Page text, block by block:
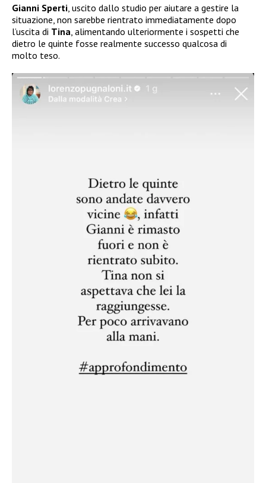
Gianni Sperti, uscito dallo studio per aiutare a gestire la
situazione, non sarebbe rientrato immediatamente dopo
l’uscita di Tina, alimentando ulteriormente i sospetti che
dietro le quinte fosse realmente successo qualcosa di
molto teso.